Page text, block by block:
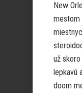
New
mestom
už
lepkavú
doom